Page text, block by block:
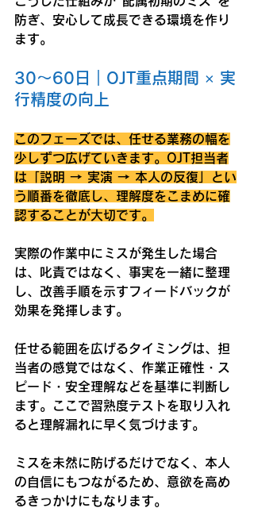
防ぎ、安心して成長できる環境を作り
ます。
30〜60日｜OJT重点期間 × 実
行精度の向上
このフェーズでは、任せる業務の幅を
少しずつ広げていきます。OJT担当者
は「説明 → 実演 → 本人の反復」とい
う順番を徹底し、理解度をこまめに確
認することが大切です。
実際の作業中にミスが発生した場合
は、叱責ではなく、事実を一緒に整理
し、改善手順を示すフィードバックが
効果を発揮します。
任せる範囲を広げるタイミングは、担
当者の感覚ではなく、作業正確性・ス
ピード・安全理解などを基準に判断し
ます。ここで習熟度テストを取り入れ
ると理解漏れに早く気づけます。
ミスを未然に防げるだけでなく、本人
の自信にもつながるため、意欲を高め
るきっかけにもなります。